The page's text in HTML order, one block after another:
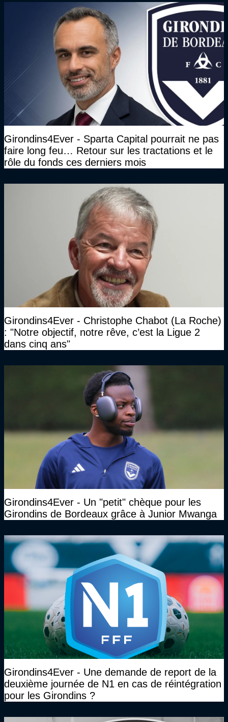
Girondins4Ever - Sparta Capital pourrait ne pas
faire long feu… Retour sur les tractations et le
rôle du fonds ces derniers mois
Girondins4Ever - Christophe Chabot (La Roche)
: "Notre objectif, notre rêve, c’est la Ligue 2
dans cinq ans"
Girondins4Ever - Un "petit" chèque pour les
Girondins de Bordeaux grâce à Junior Mwanga
Girondins4Ever - Une demande de report de la
deuxième journée de N1 en cas de réintégration
pour les Girondins ?